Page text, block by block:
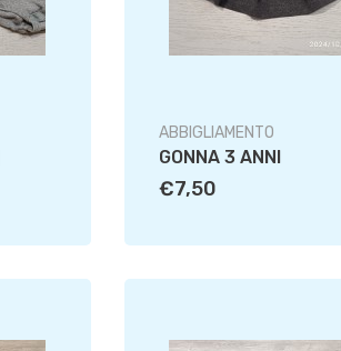
ABBIGLIAMENTO
GONNA 3 ANNI
€7,50